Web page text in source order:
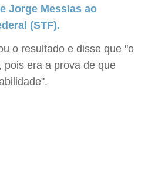
Jorge Messias ao
(STF).
o resultado e disse que "o
pois era a prova de que